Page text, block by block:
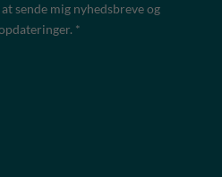
sende mig nyhedsbreve og
*